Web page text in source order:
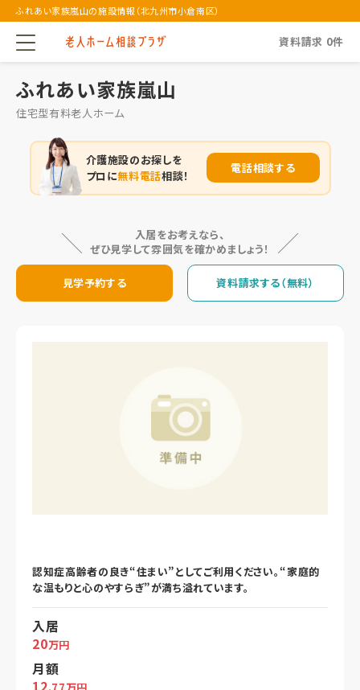
ふれあい家族嵐山の施設情報（北九州市小倉南区）
資料請求 0件
ふれあい家族嵐山
住宅型有料老人ホーム
介護施設のお探しを
プロに無料電話相談！
電話相談する
入居をお考えなら、
ぜひ見学して雰囲気を確かめましょう！
見学予約する 資料請求する（無料）
認知症高齢者の良き“住まい”としてご利用ください。“家庭的
な温もりと心のやすらぎ”が満ち溢れています。
入居
20万円
月額
12